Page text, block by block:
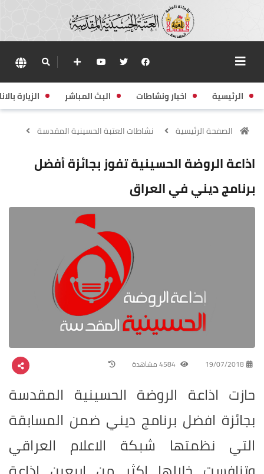
الرئيسية اخبار ونشاطات البث المباشر الزيارة
الصفحة الرئيسية نشاطات العتبة الحسينية المقدسة
اذاعة الروضة الحسينية تفوز بجائزة أفضل
برنامج ديني في العراق
19/07/2018
حازت اذاعة الروضة الحسينية المقدسة
بجائزة افضل برنامج ديني ضمن المسابقة
التي نظمتها شبكة الاعلام العراقي